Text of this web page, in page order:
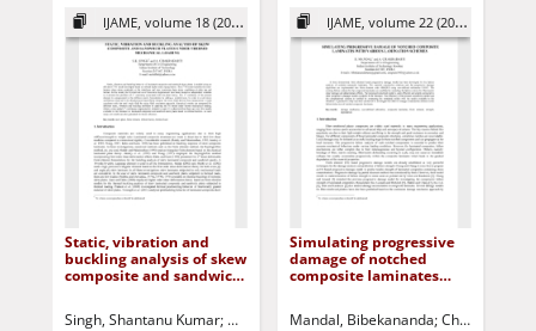
IJAME, volume 18 (2013)
Static, vibration and
buckling analysis of skew
composite and sandwich
Singh, Shantanu Kumar Chakrabarti, Anupam Jurczak, Paweł - red.
IJAME, volume 22 (2017)
Simulating progressive
damage of notched
composite laminates
Mandal, Bibekananda Chakrabarti,